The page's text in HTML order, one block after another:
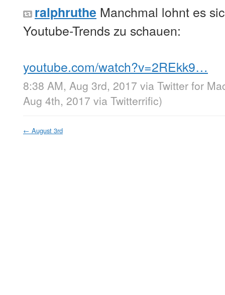
ralphruthe Manchmal lohnt es
Youtube-Trends zu schauen:
youtube.com/watch?v=2REkk9…
8:38 AM, Aug 3rd, 2017 via Twitter for
Aug 4th, 2017 via Twitterrific)
← August 3rd